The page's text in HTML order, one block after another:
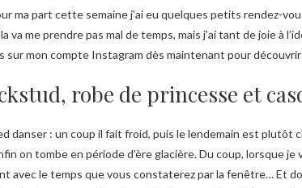
ma part cette semaine j’ai eu quelques petits rendez-
va me prendre pas mal de temps, mais j’ai tant de joie à
sur mon compte Instagram dès maintenant pour découvrir
robe de princesse et
danser : un coup il fait froid, puis le lendemain est plutôt
on tombe en période d’ère glacière. Du coup, lorsque je
avec le temps que vous constaterez par la fenêtre… Et